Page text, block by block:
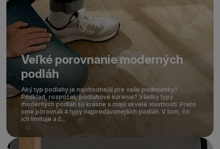
Veľké porovnanie moderných
podláh
Aký typ podlahy je najvhodnejší pre vaše podmienky?
Podklad, rozpočet, podlahové kúrenie? Všetky typy
moderných podláh sú krásne a majú skvelé vlastnosti. Preto
sme porovnali 4 typy najpredávanejších podláh. V tom, čo
ich limituje a č...